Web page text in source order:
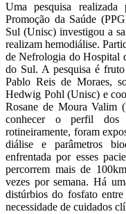
Uma pesquisa realizada
Promoção da Saúde
Sul (Unisc) investigou a
realizam hemodiálise.
de Nefrologia do Hospital
do Sul. A pesquisa é
Pablo Reis de Moraes,
Hedwig Pohl (Unisc) e
Rosane de Moura Valim
conhecer o perfil dos
rotineiramente, foram
diálise e parâmetros
enfrentada por esses
percorrem mais de
vezes por semana. Há
distúrbios do fosfato
necessidade de cuidados